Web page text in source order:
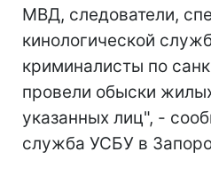
МВД, следователи,
кинологической
криминалисты по
провели обыски
указанных лиц", -
служба УСБУ в